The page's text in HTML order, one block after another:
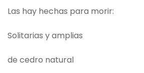
Las hay hechas para morir:
Solitarias y amplias
de cedro natural